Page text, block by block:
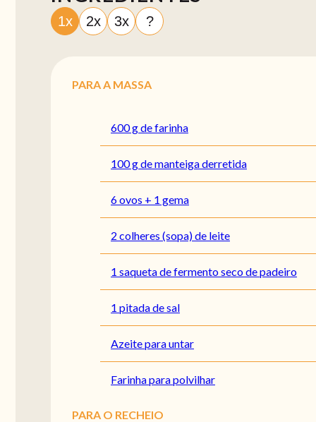
1x 2x 3x ?
PARA A MASSA
600 g de farinha
100 g de manteiga derretida
6 ovos + 1 gema
2 colheres (sopa) de leite
1 saqueta de fermento seco de padeiro
1 pitada de sal
Azeite para untar
Farinha para polvilhar
PARA O RECHEIO